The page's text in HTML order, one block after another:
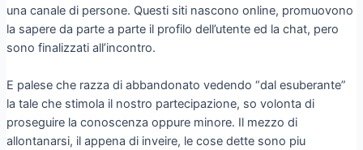
una canale di persone. Questi siti nascono online, promuovono
la sapere da parte a parte il profilo dell’utente ed la chat, pero
sono finalizzati all’incontro.
E palese che razza di abbandonato vedendo “dal esuberante”
la tale che stimola il nostro partecipazione, so volonta di
proseguire la conoscenza oppure minore. Il mezzo di
allontanarsi, il appena di inveire, le cose dette sono piu